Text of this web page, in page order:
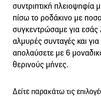
συντριπτική
πίσω το ροδάκινο με
συγκεντρώσαμε για εσάς
αλμυρές συνταγές και
απολαύσετε με 6
θερινούς μήνες.
Δείτε παρακάτω τις